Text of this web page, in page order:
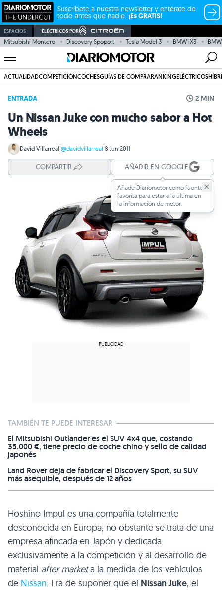
Suscríbete a nuestra newsletter y entérate de
todo antes que nadie. ¡Es GRATIS!
ESPACIOS ELÉCTRICOS POR
Mitsubishi Montero Discovery Spoport Tesla Model 3 BMW iX3
ACTUALIDADCOMPETICIÓNCOCHESGUÍAS DE COMPRARANKINGELÉCTRICOS
ENTRADA 2 MIN
Un Nissan Juke con mucho sabor a Hot
Wheels
David Villarreal|@davidvillarreal|8 Jun 2011
COMPARTIR AÑADIR EN GOOGLE
Añade Diariomotor como fuente
favorita para estar a la última en
la información de motor.
TAMBIÉN TE PUEDE INTERESAR
El Mitsubishi Outlander es el SUV 4x4 que, costando
35.000 €, tiene precio de coche chino y sello de calidad
japonés
Land Rover deja de fabricar el Discovery Sport, su SUV
más asequible, después de 12 años
Hoshino Impul es una compañía totalmente
desconocida en Europa, no obstante se trata de una
empresa afincada en Japón y dedicada
exclusivamente a la competición y al desarrollo de
material after marketa la medida de los vehículos
de Nissan. Era de suponer que el Nissan Juke, el